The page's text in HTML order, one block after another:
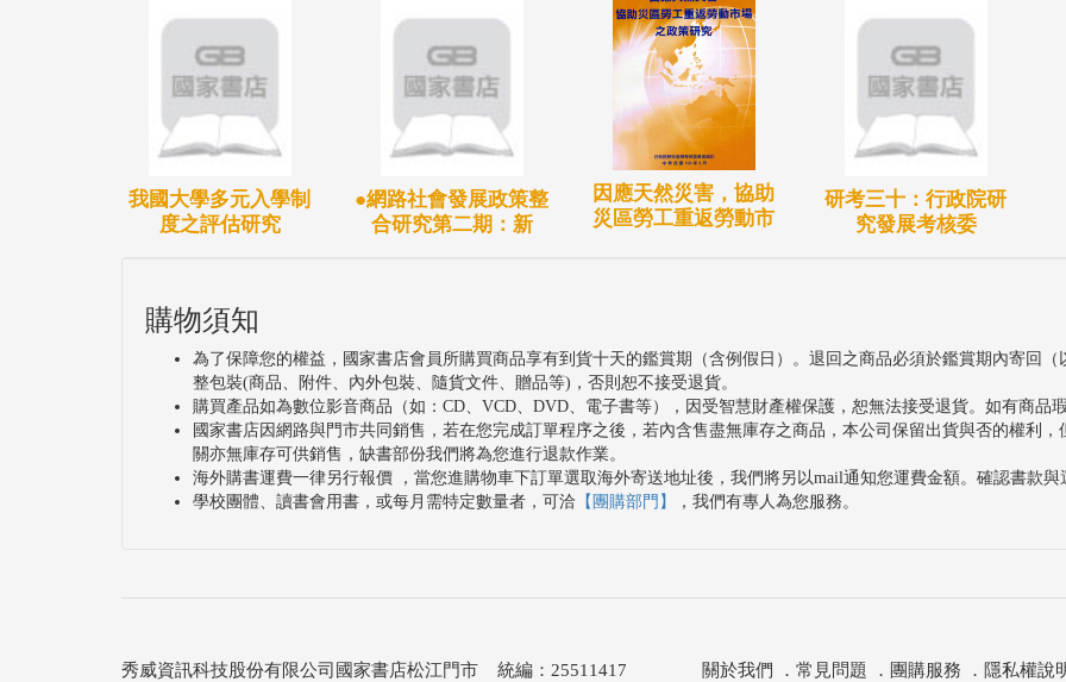
我國大學多元入學制
度之評估研究
●網路社會發展政策整
合研究第二期：新
因應天然災害，協助
災區勞工重返勞動市
研考三十：行政院研
究發展考核委
購物須知
為了保障您的權益，國家書店會員所購買商品享有到貨十天的鑑賞期（含例假日）。退回之商品必須於鑑賞期內寄回
整包裝(商品、附件、內外包裝、隨貨文件、贈品等)，否則恕不接受退貨。
購買產品如為數位影音商品（如：CD、VCD、DVD、電子書等），因受智慧財產權保護，恕無法接受退貨。如有商品
國家書店因網路與門市共同銷售，若在您完成訂單程序之後，若內含售盡無庫存之商品，本公司保留出貨與否的權利
關亦無庫存可供銷售，缺書部份我們將為您進行退款作業。
海外購書運費一律另行報價 ，當您進購物車下訂單選取海外寄送地址後，我們將另以mail通知您運費金額。確認書款
學校團體、讀書會用書，或每月需特定數量者，可洽 【團購部門】 ，我們有專人為您服務。
秀威資訊科技股份有限公司國家書店松江門市 統編：25511417 關於我們 ． 常見問題 ． 團購服務 ． 隱私權說